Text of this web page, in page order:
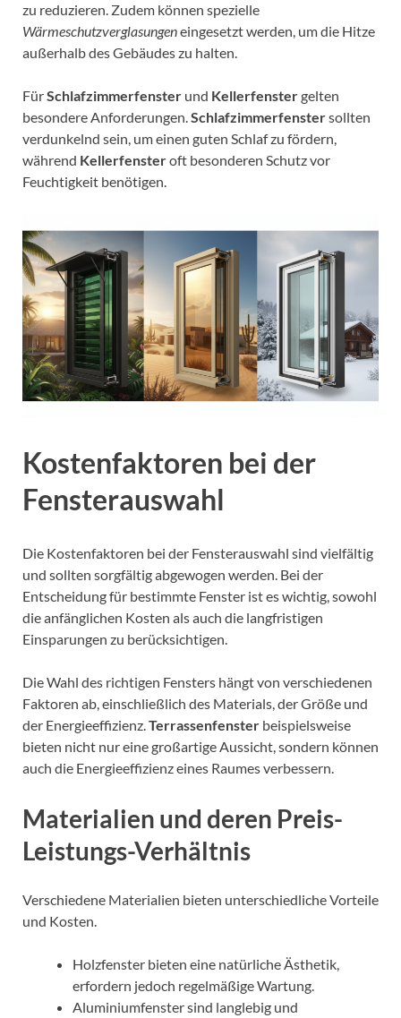
zu reduzieren. Zudem können spezielle
Wärmeschutzverglasungeneingesetzt werden, um die Hitze
außerhalb des Gebäudes zu halten.
FürSchlafzimmerfenster und Kellerfenstergelten
besondere Anforderungen.Schlafzimmerfenstersollten
verdunkelnd sein, um einen guten Schlaf zu fördern,
während Kellerfensteroft besonderen Schutz vor
Feuchtigkeit benötigen.
Kostenfaktoren bei der
Fensterauswahl
Die Kostenfaktoren bei der Fensterauswahl sind vielfältig
und sollten sorgfältig abgewogen werden. Bei der
Entscheidung für bestimmte Fenster ist es wichtig, sowohl
die anfänglichen Kosten als auch die langfristigen
Einsparungen zu berücksichtigen.
Die Wahl des richtigen Fensters hängt von verschiedenen
Faktoren ab, einschließlich des Materials, der Größe und
der Energieeffizienz.Terrassenfenster beispielsweise
bieten nicht nur eine großartige Aussicht, sondern können
auch die Energieeffizienz eines Raumes verbessern.
Materialien und deren Preis-
Leistungs-Verhältnis
Verschiedene Materialien bieten unterschiedliche Vorteile
und Kosten.
Holzfenster bieten eine natürliche Ästhetik,
erfordern jedoch regelmäßige Wartung.
Aluminiumfenster sind langlebig und